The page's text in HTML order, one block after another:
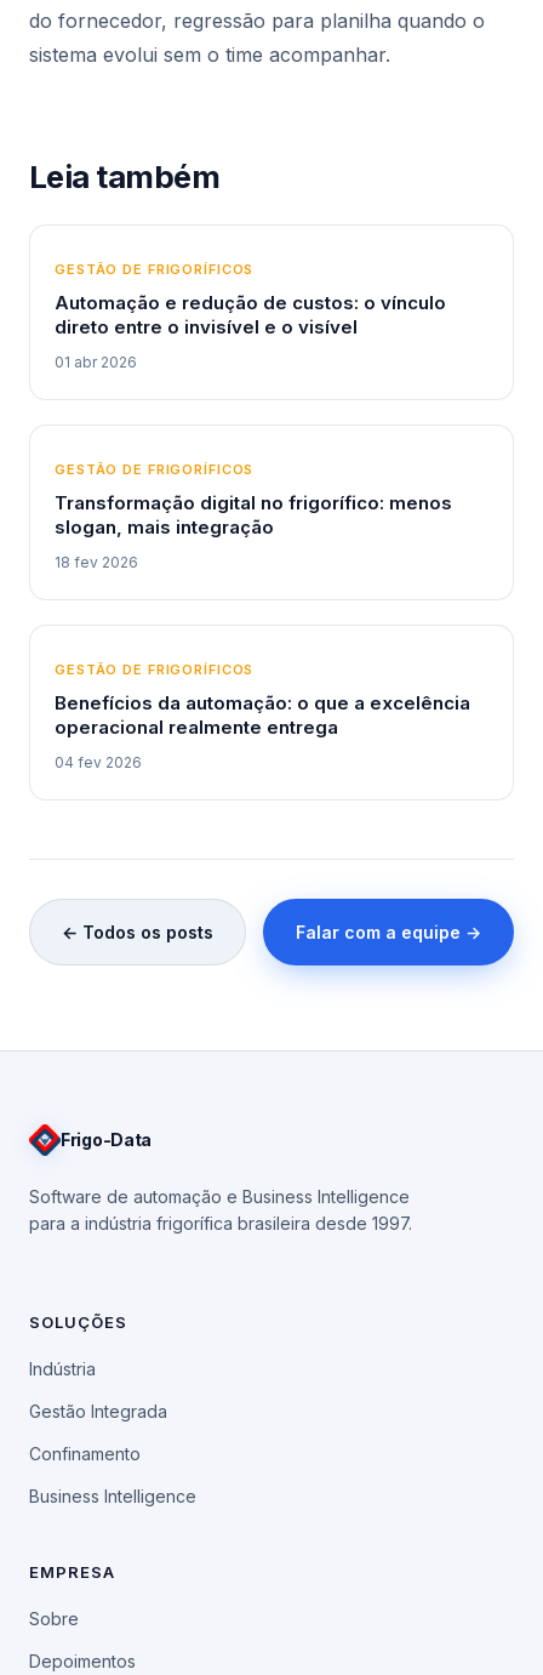
do fornecedor, regressão para planilha quando o
sistema evolui sem o time acompanhar.
Leia também
GESTÃO DE FRIGORÍFICOS
Automação e redução de custos: o vínculo
direto entre o invisível e o visível
01 abr 2026
GESTÃO DE FRIGORÍFICOS
Transformação digital no frigorífico: menos
slogan, mais integração
18 fev 2026
GESTÃO DE FRIGORÍFICOS
Benefícios da automação: o que a excelência
operacional realmente entrega
04 fev 2026
← Todos os posts Falar com a equipe →
Frigo-Data
Software de automação e Business Intelligence
para a indústria frigorífica brasileira desde 1997.
SOLUÇÕES
Indústria
Gestão Integrada
Confinamento
Business Intelligence
EMPRESA
Sobre
Depoimentos